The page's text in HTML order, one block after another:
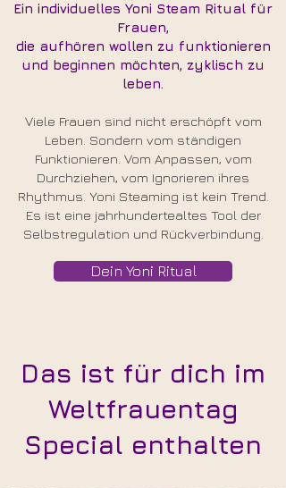
Ein individuelles Yoni Steam Ritual für
Frauen,
die aufhören wollen zu funktionieren
und beginnen möchten, zyklisch zu
leben.
Viele Frauen sind nicht erschöpft vom
Leben. Sondern vom ständigen
Funktionieren. Vom Anpassen, vom
Durchziehen, vom Ignorieren ihres
Rhythmus. Yoni Steaming ist kein Trend.
Es ist eine jahrhundertealtes Tool der
Selbstregulation und Rückverbindung.
Dein Yoni Ritual
Das ist für dich im
Weltfrauentag
Special enthalten